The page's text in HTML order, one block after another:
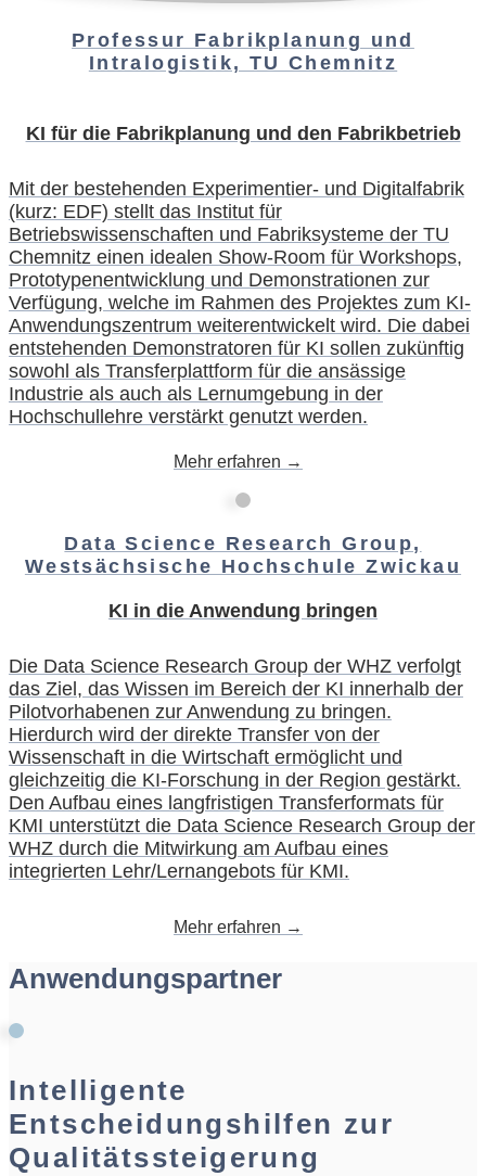
Professur Fabrikplanung und
Intralogistik, TU Chemnitz
KI für die Fabrikplanung und den Fabrikbetrieb
Mit der bestehenden Experimentier- und Digitalfabrik
(kurz: EDF) stellt das Institut für
Betriebswissenschaften und Fabriksysteme der TU
Chemnitz einen idealen Show-Room für Workshops,
Prototypenentwicklung und Demonstrationen zur
Verfügung, welche im Rahmen des Projektes zum KI-
Anwendungszentrum weiterentwickelt wird. Die dabei
entstehenden Demonstratoren für KI sollen zukünftig
sowohl als Transferplattform für die ansässige
Industrie als auch als Lernumgebung in der
Hochschullehre verstärkt genutzt werden.
Mehr erfahren →
Data Science Research Group,
Westsächsische Hochschule Zwickau
KI in die Anwendung bringen
Die Data Science Research Group der WHZ verfolgt
das Ziel, das Wissen im Bereich der KI innerhalb der
Pilotvorhabenen zur Anwendung zu bringen.
Hierdurch wird der direkte Transfer von der
Wissenschaft in die Wirtschaft ermöglicht und
gleichzeitig die KI-Forschung in der Region gestärkt.
Den Aufbau eines langfristigen Transferformats für
KMI unterstützt die Data Science Research Group der
WHZ durch die Mitwirkung am Aufbau eines
integrierten Lehr/Lernangebots für KMI.
Mehr erfahren →
Anwendungspartner
Intelligente
Entscheidungshilfen zur
Qualitätssteigerung